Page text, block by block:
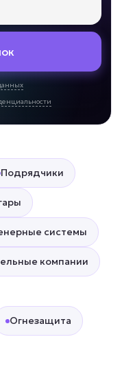
Подрядчики
системы
компании
Огнезащита